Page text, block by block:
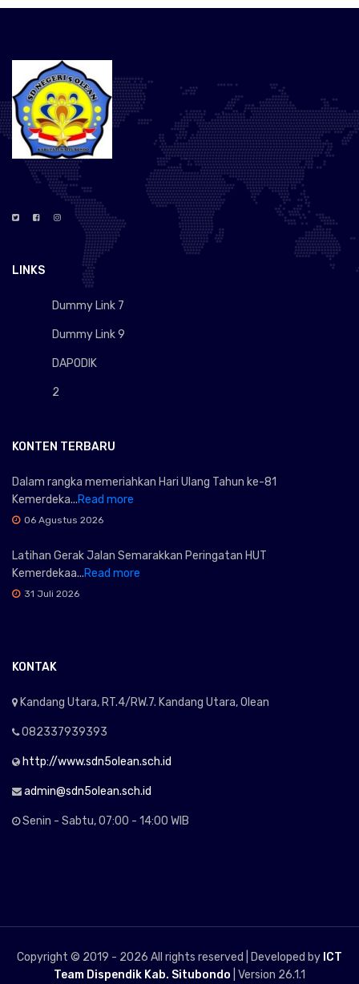
LINKS
Dummy Link 7
Dummy Link 9
DAPODIK
2
KONTEN TERBARU
Dalam rangka memeriahkan Hari Ulang Tahun ke-81
Kemerdeka...Read more
06 Agustus 2026
Latihan Gerak Jalan Semarakkan Peringatan HUT
Kemerdekaa...Read more
31 Juli 2026
KONTAK
Kandang Utara, RT.4/RW.7. Kandang Utara, Olean
082337939393
http://www.sdn5olean.sch.id
admin@sdn5olean.sch.id
Senin - Sabtu, 07:00 - 14:00 WIB
Copyright © 2019 - 2026 All rights reserved | Developed by ICT
Team Dispendik Kab. Situbondo | Version 26.1.1